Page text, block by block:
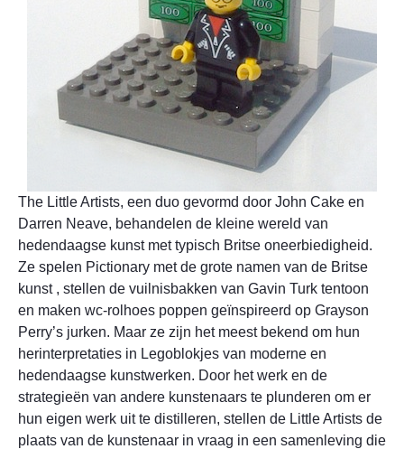
The Little Artists, een duo gevormd door John Cake en
Darren Neave, behandelen de kleine wereld van
hedendaagse kunst met typisch Britse oneerbiedigheid.
Ze spelen Pictionary met de grote namen van de Britse
kunst , stellen de vuilnisbakken van Gavin Turk tentoon
en maken wc-rolhoes poppen geïnspireerd op Grayson
Perry’s jurken. Maar ze zijn het meest bekend om hun
herinterpretaties in Legoblokjes van moderne en
hedendaagse kunstwerken. Door het werk en de
strategieën van andere kunstenaars te plunderen om er
hun eigen werk uit te distilleren, stellen de Little Artists de
plaats van de kunstenaar in vraag in een samenleving die